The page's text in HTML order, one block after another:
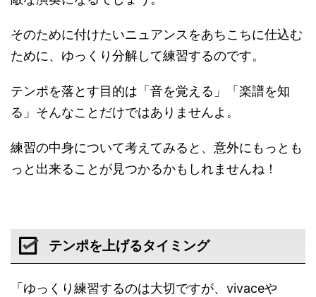
そのために付けたいニュアンスをあちこちに仕込む
ために、ゆっくり分解して練習するのです。
テンポを落とす目的は「音を覚える」「楽譜を知
る」そんなことだけではありませんよ。
練習の中身について考えてみると、意外にもっとも
っと出来ることが見つかるかもしれませんね！
テンポを上げるタイミング
「ゆっくり練習するのは大切ですが、vivaceや